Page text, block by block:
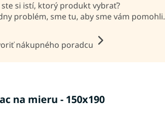
ste si istí, ktorý produkt vybrať?
problém, sme tu, aby sme vám pomohli.
nákupného poradcu
na mieru - 150x190